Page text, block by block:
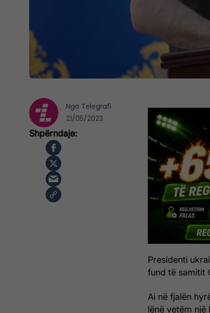
Presidenti
fund të samitit
Ai në fjalën
lënë vetëm
Nga Telegrafi
21/05/2023